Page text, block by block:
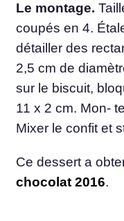
Le montage.
coupés en 4.
détailler des
2,5 cm de
sur le biscuit,
11 x 2 cm. Mon-
Mixer le confit et
Ce dessert a
chocolat 2016.